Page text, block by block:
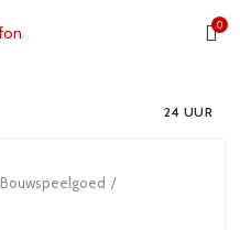
0
24 UUR
Bouwspeelgoed